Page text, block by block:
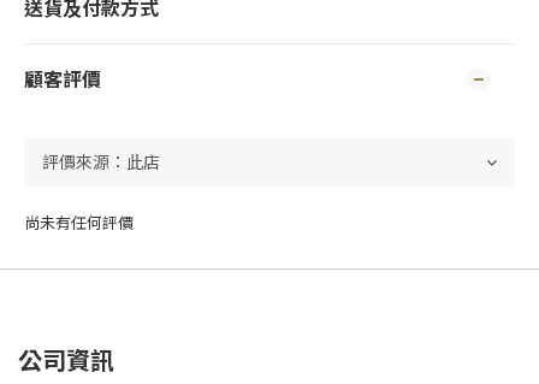
送貨及付款方式
顧客評價
尚未有任何評價
公司資訊